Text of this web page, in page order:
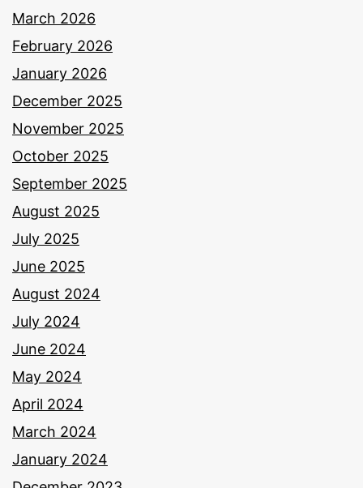
March 2026
February 2026
January 2026
December 2025
November 2025
October 2025
September 2025
August 2025
July 2025
June 2025
August 2024
July 2024
June 2024
May 2024
April 2024
March 2024
January 2024